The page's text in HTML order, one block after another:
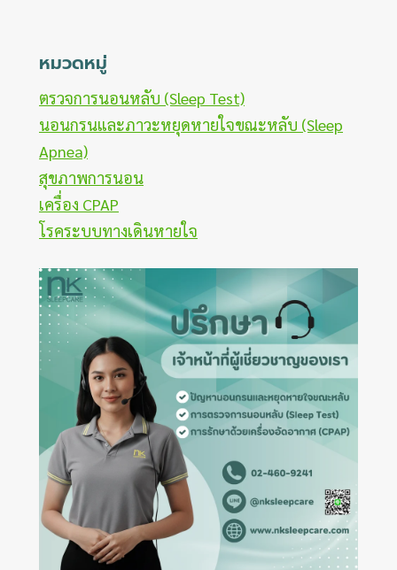
หมวดหมู่
ตรวจการนอนหลับ (Sleep Test)
นอนกรนและภาวะหยุดหายใจขณะหลับ (Sleep
Apnea)
สุขภาพการนอน
เครื่อง CPAP
โรคระบบทางเดินหายใจ